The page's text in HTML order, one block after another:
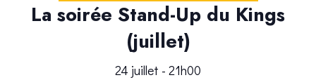
La soirée Stand-Up du Kings
(juillet)
24 juillet - 21h00